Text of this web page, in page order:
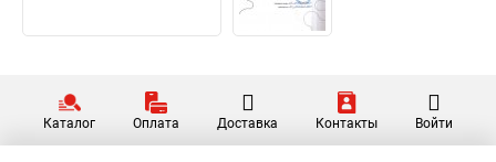
Каталог Оплата Доставка Контакты Войти